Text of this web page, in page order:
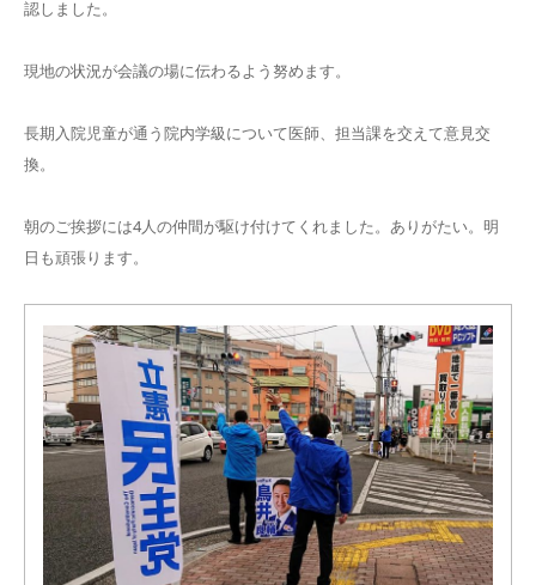
認しました。
現地の状況が会議の場に伝わるよう努めます。
長期入院児童が通う院内学級について医師、担当課を交えて意見交
換。
朝のご挨拶には4人の仲間が駆け付けてくれました。ありがたい。明
日も頑張ります。